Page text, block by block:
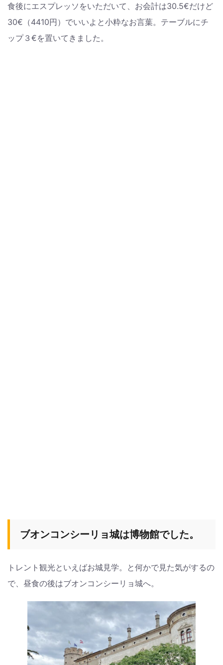
食後にエスプレッソをいただいて、お会計は30.5€だけど
30€（4410円）でいいよと小粋なお言葉。テーブルにチ
ップ３€を置いてきました。
ブオンコンシーリョ城は博物館でした。
トレント観光といえばお城見学。と何かで見た気がするの
で、昼食の後はブオンコンシーリョ城へ。